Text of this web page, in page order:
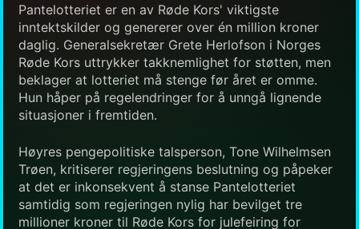
Pantelotteriet er en av Røde Kors' viktigste
inntektskilder og genererer over én million kroner
daglig. Generalsekretær Grete Herlofson i Norges
Røde Kors uttrykker takknemlighet for støtten, men
beklager at lotteriet må stenge før året er omme.
Hun håper på regelendringer for å unngå lignende
situasjoner i fremtiden.
Høyres pengepolitiske talsperson, Tone Wilhelmsen
Trøen, kritiserer regjeringens beslutning og påpeker
at det er inkonsekvent å stanse Pantelotteriet
samtidig som regjeringen nylig har bevilget tre
millioner kroner til Røde Kors for julefeiring for